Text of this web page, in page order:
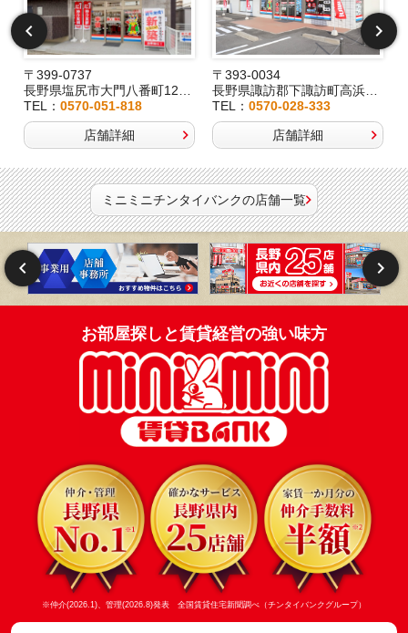
〒399-0737
長野県塩尻市大門八番町12-29
TEL： 0570-051-818
店舗詳細
〒393-0034
長野県諏訪郡下諏訪町高浜6191-3
TEL：0570-028-333
店舗詳細
ミニミニチンタイバンクの店舗一覧
お部屋探しと賃貸経営の強い味方
※仲介(2026.1)、管理(2026.8)発表 全国賃貸住宅新聞調べ（チンタイバンクグループ）